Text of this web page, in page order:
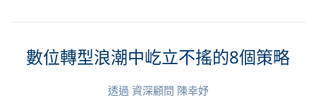
數位轉型浪潮中屹立不搖的8個策略
透過 資深顧問 陳幸妤